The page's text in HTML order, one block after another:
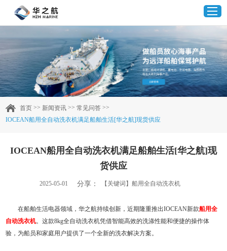
首页
产品中心
企业实力
客户案例
新闻资讯
联系我们
首页 >> 新闻资讯 >>常见问答 >>
IOCEAN船用全自动洗衣机满足船舶生活[华之航]现货供应
IOCEAN船用全自动洗衣机满足船舶生活[华之航]现
货供应
2025-05-01 分享： 【关键词】船用全自动洗衣机
在船舶生活电器领域，华之航持续创新，近期隆重推出IOCEAN新款船用全
自动洗衣机。这款8kg全自动洗衣机凭借智能高效的洗涤性能和便捷的操作体
验，为船员和家庭用户提供了一个全新的洗衣解决方案。